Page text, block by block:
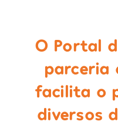
O Portal
parceria
facilita o
diversos